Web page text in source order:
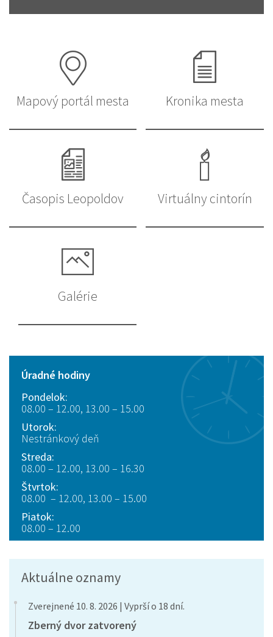
Mapový portál mesta Kronika mesta
Časopis Leopoldov Virtuálny cintorín
Galérie
Úradné hodiny
Pondelok:
08.00 – 12.00, 13.00 – 15.00
Utorok:
Nestránkový deň
Streda:
08.00 – 12.00, 13.00 – 16.30
Štvrtok:
08.00 – 12.00, 13.00 – 15.00
Piatok:
08.00 – 12.00
Aktuálne oznamy
Zverejnené 10. 8. 2026 | Vyprší o 18 dní.
Zberný dvor zatvorený